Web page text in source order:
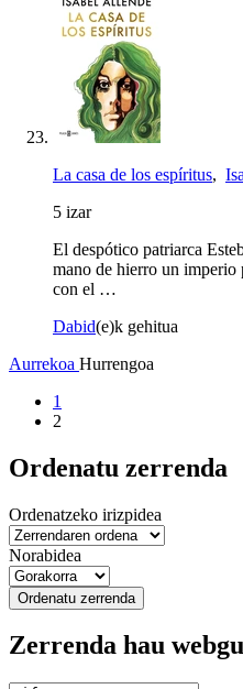
La casa de los espíritus,
5 izar
El despótico patriarca
mano de hierro un imperio
con el …
Dabid(e)k gehitua
Aurrekoa Hurrengoa
1
2
Ordenatu zerrenda
Ordenatzeko irizpidea
Norabidea
Ordenatu zerrenda
Zerrenda hau